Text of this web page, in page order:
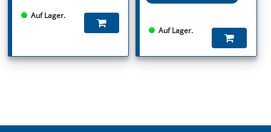
Auf Lager.
Auf Lager.